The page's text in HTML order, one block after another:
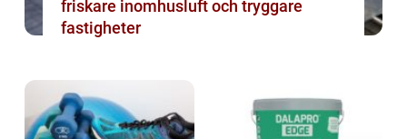
friskare inomhusluft och tryggare
fastigheter